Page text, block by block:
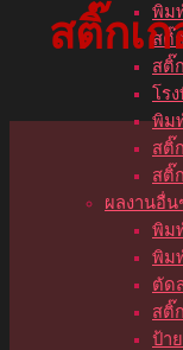
พิม
สติ๊
สติ๊
โร
พิม
สติ๊
สติ๊
ผลงานอื่น
พิม
พิม
ตัด
สติ๊
ป้า
สติ๊กเ